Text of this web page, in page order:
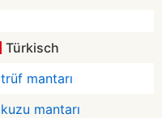
Türkisch
trüf mantarı
kuzu mantarı